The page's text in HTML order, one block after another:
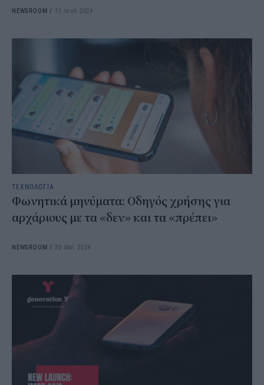
NEWSROOM / 11 Ιουλ 2024
ΤΕΧΝΟΛΟΓΙΑ
Φωνητικά μηνύματα: Οδηγός χρήσης για
αρχάριους με τα «δεν» και τα «πρέπει»
NEWSROOM / 30 Μαΐ 2024